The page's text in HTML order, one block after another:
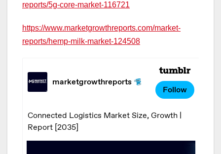
reports/5g-core-market-116721
https://www.marketgrowthreports.com/market-
reports/hemp-milk-market-124508